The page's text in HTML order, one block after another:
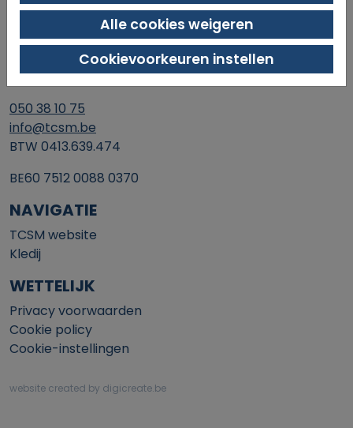
SINT-MICHIELS TENNIS & PADEL
Xaverianenstraat 11
8200 Brugge
050 38 10 75
info@tcsm.be
BTW 0413.639.474
BE60 7512 0088 0370
NAVIGATIE
TCSM website
Kledij
WETTELIJK
Privacy voorwaarden
Cookie policy
Cookie-instellingen
website created by digicreate.be
Alle cookies weigeren
Cookievoorkeuren instellen